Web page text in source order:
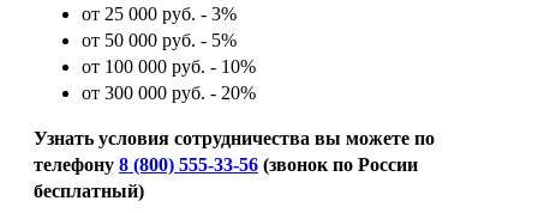
от 25 000 руб. - 3%
от 50 000 руб. - 5%
от 100 000 руб. - 10%
от 300 000 руб. - 20%
Узнать условия сотрудничества вы можете по
телефону 8 (800) 555-33-56 (звонок по России
бесплатный)